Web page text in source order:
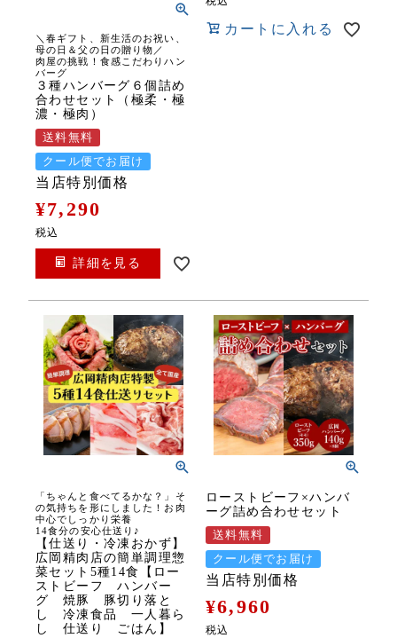
＼春ギフト、新生活のお祝い、
母の日＆父の日の贈り物／
肉屋の挑戦！食感こだわりハン
バーグ
３種ハンバーグ６個詰め
合わせセット（極柔・極
濃・極肉）
送料無料
クール便でお届け
当店特別価格
¥7,290
税込
詳細を見る
カートに入れる
「ちゃんと食べてるかな？」そ
の気持ちを形にしました！お肉
中心でしっかり栄養
14食分の安心仕送り♪
【仕送り・冷凍おかず】
広岡精肉店の簡単調理惣
菜セット5種14食【ロー
ストビーフ ハンバー
グ 焼豚 豚切り落と
し 冷凍食品 一人暮ら
し 仕送り ごはん】
ローストビーフ×ハンバ
ーグ詰め合わせセット
送料無料
クール便でお届け
当店特別価格
¥6,960
税込